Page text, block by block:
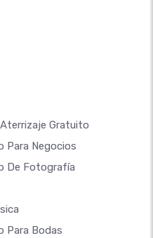
Gratuito
Para Negocios
De Fotografía
Para Bodas